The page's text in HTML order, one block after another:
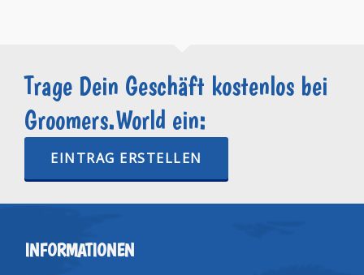
Trage Dein Geschäft kostenlos bei
Groomers.World ein:
EINTRAG ERSTELLEN
INFORMATIONEN